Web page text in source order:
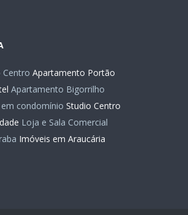
Apartamento Portão
Apartamento Bigorrilho
condomínio Studio Centro
Loja e Sala Comercial
Imóveis em Araucária